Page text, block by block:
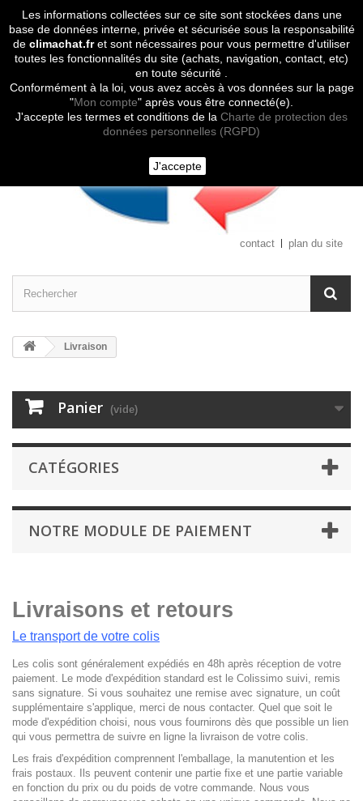
Les informations collectées sur ce site sont stockées dans une
base de données interne, privée et sécurisée sous la responsabilité
de climachat.fret sont nécessaires pour vous permettre d'utiliser
toutes les fonctionnalités du site (achats, navigation, contact, etc)
en toute sécurité .
Conformément à la loi, vous avez accès à vos données sur la page
"Mon compte" après vous être connecté(e).
J'accepte les termes et conditions de la Charte de protection des
données personnelles (RGPD)
J'accepte
Contactez-nous
contact plan du site
Livraison
Panier (vide)
CATÉGORIES
NOTRE MODULE DE PAIEMENT
Livraisons et retours
Le transport de votre colis
Les colis sont généralement expédiés en 48h après réception de votre
paiement. Le mode d'expédition standard est le Colissimo suivi, remis
sans signature. Si vous souhaitez une remise avec signature, un coût
supplémentaire s'applique, merci de nous contacter. Quel que soit le
mode d'expédition choisi, nous vous fournirons dès que possible un lien
qui vous permettra de suivre en ligne la livraison de votre colis.
Les frais d'expédition comprennent l'emballage, la manutention et les
frais postaux. Ils peuvent contenir une partie fixe et une partie variable
en fonction du prix ou du poids de votre commande. Nous vous